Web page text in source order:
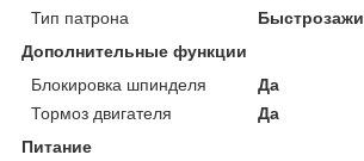
Тип патрона
Дополнительные функции
Блокировка шпинделя
Да
Тормоз двигателя
Да
Питание